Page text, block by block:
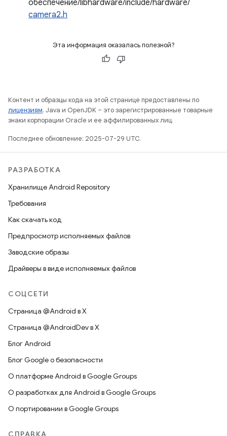
обеспечение/libhardware/include/hardware/
camera2.h
Эта информация оказалась полезной?
Контент и образцы кода на этой странице предоставлены по
лицензиям. Java и OpenJDK – это зарегистрированные товарные
знаки корпорации Oracle и ее аффилированных лиц.
Последнее обновление: 2025-07-29 UTC.
РАЗРАБОТКА
Хранилище Android Repository
Требования
Как скачать код
Предпросмотр исполняемых файлов
Заводские образы
Драйверы в виде исполняемых файлов
СОЦСЕТИ
Страница @Android в X
Страница @AndroidDev в X
Блог Android
Блог Google о безопасности
О платформе Android в Google Groups
О разработках для Android в Google Groups
О портировании в Google Groups
СПРАВКА